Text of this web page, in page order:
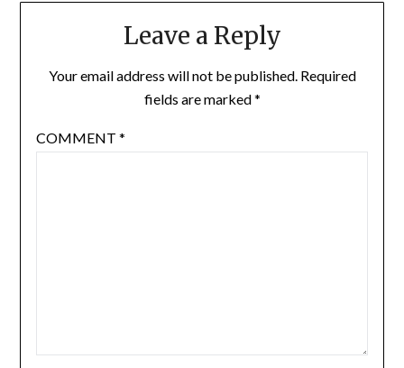
Leave a Reply
Your email address will not be published. Required
fields are marked*
COMMENT *